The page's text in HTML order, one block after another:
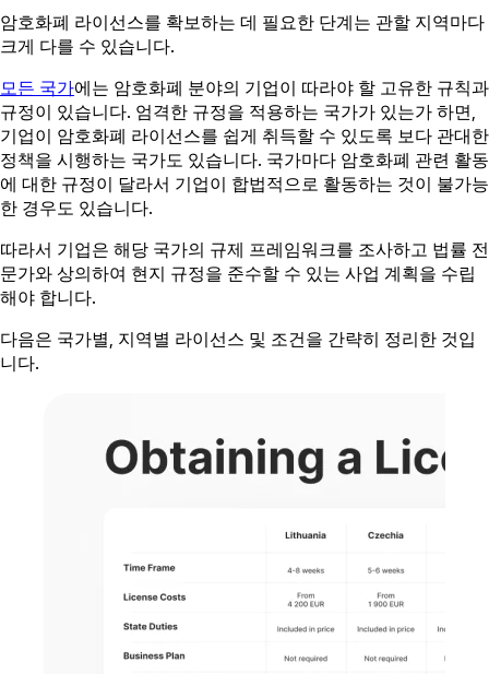
암호화폐 라이선스를 확보하는 데 필요한 단계는 관할 지역마다
크게 다를 수 있습니다.
모든 국가에는 암호화폐 분야의 기업이 따라야 할 고유한 규칙과
규정이 있습니다. 엄격한 규정을 적용하는 국가가 있는가 하면,
기업이 암호화폐 라이선스를 쉽게 취득할 수 있도록 보다 관대한
정책을 시행하는 국가도 있습니다. 국가마다 암호화폐 관련 활동
에 대한 규정이 달라서 기업이 합법적으로 활동하는 것이 불가능
한 경우도 있습니다.
따라서 기업은 해당 국가의 규제 프레임워크를 조사하고 법률 전
문가와 상의하여 현지 규정을 준수할 수 있는 사업 계획을 수립
해야 합니다.
다음은 국가별, 지역별 라이선스 및 조건을 간략히 정리한 것입
니다.